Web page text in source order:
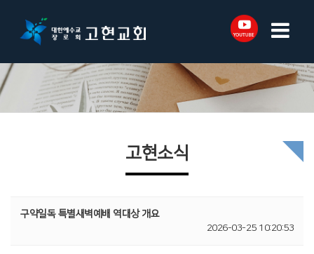
고현소식
구약일독 특별새벽예배 역대상 개요
2026-03-25 10:20:53